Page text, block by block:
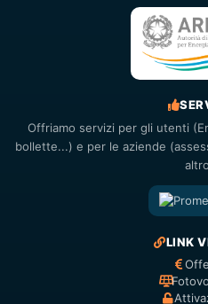
Offriamo servizi per gli utenti
bollette...) e per le aziende
LINK